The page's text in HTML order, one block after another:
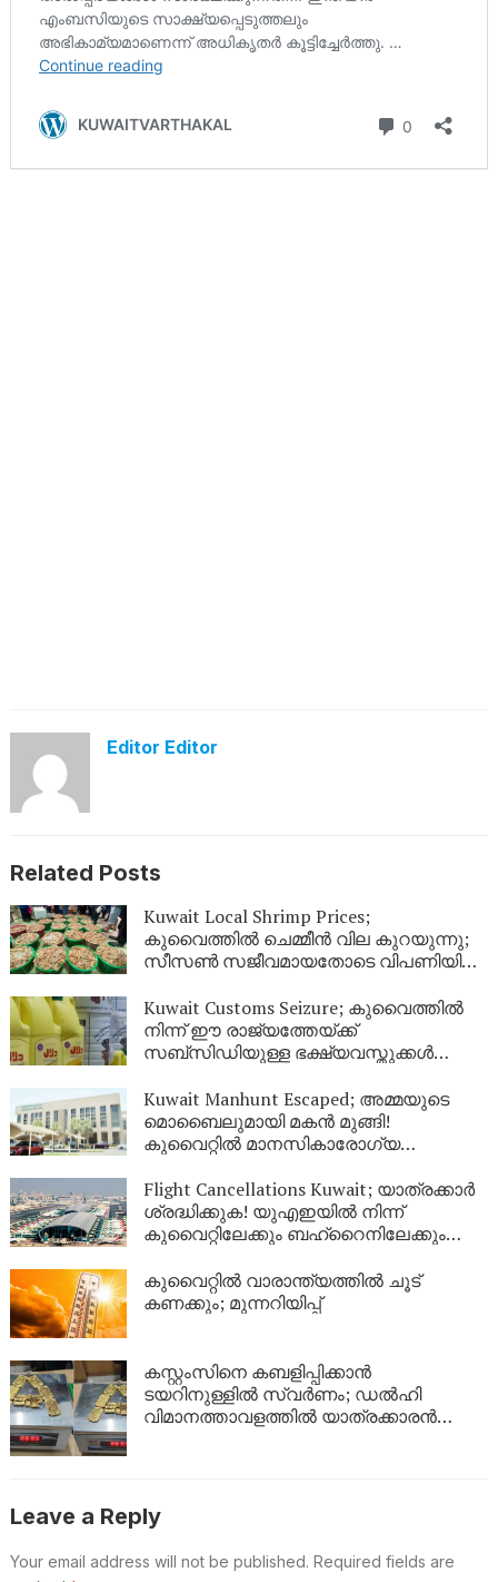
Editor Editor
Related Posts
Kuwait Local Shrimp Prices;
കുവൈത്തിൽ ചെമ്മീൻ വില കുറയുന്നു;
സീസൺ സജീവമായതോടെ വിപണിയിൽ
Kuwait Customs Seizure; കുവൈത്തിൽ
നിന്ന് ഈ രാജ്യത്തേയ്ക്ക്
സബ്സിഡിയുള്ള ഭക്ഷ്യവസ്തുക്കൾ
Kuwait Manhunt Escaped; അമ്മയുടെ
മൊബൈലുമായി മകൻ മുങ്ങി!
കുവൈറ്റിൽ മാനസികാരോഗ്യ
യുവാവിനായി പോലീസ് തിരച്ചിൽ
Flight Cancellations Kuwait; യാത്രക്കാർ
ശ്രദ്ധിക്കുക! യുഎഇയിൽ നിന്ന്
കുവൈറ്റിലേക്കും ബഹ്‌റൈനിലേക്കും
ഇങ്ങനെ
കുവൈറ്റിൽ വാരാന്ത്യത്തിൽ ചൂട്
കണക്കും; മുന്നറിയിപ്പ്
കസ്റ്റംസിനെ കബളിപ്പിക്കാൻ
ടയറിനുള്ളിൽ സ്വർണം; ഡൽഹി
വിമാനത്താവളത്തിൽ യാത്രക്കാരൻ
Leave a Reply
Your email address will not be published. Required fields are